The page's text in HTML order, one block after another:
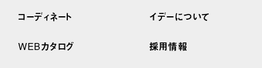
コーディネート
WEBカタログ
イデーについて
採用情報